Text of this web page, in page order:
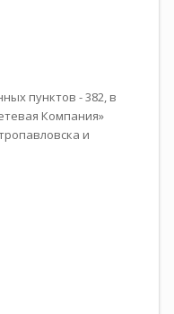
пунктов - 382, в
Компания»
и